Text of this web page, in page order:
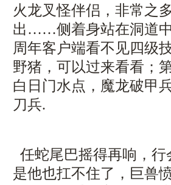
火龙叉怪伴侣，非常之
出……侧着身站在洞道
周年客户端看不见四级
野猪，可以过来看看；
白日门水点，魔龙破甲
刀兵.
任蛇尾巴摇得再响，
是他也扛不住了，巨兽